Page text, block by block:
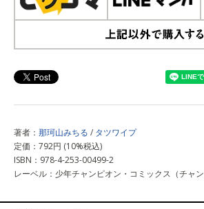
著者： 那珂山みちる / タツワイプ
定価：792円 (10%税込)
ISBN：978-4-253-00499-2
レーベル：少年チャンピオン・コミックス（チャン